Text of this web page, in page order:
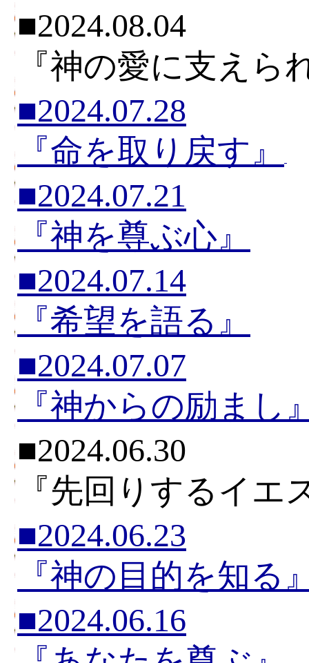
■2024.08.04
『神の愛に支えら
■2024.07.28
『命を取り戻す』
■2024.07.21
『神を尊ぶ心』
■2024.07.14
『希望を語る』
■2024.07.07
『神からの励まし
■2024.06.30
『先回りするイエ
■2024.06.23
『神の目的を知る
■2024.06.16